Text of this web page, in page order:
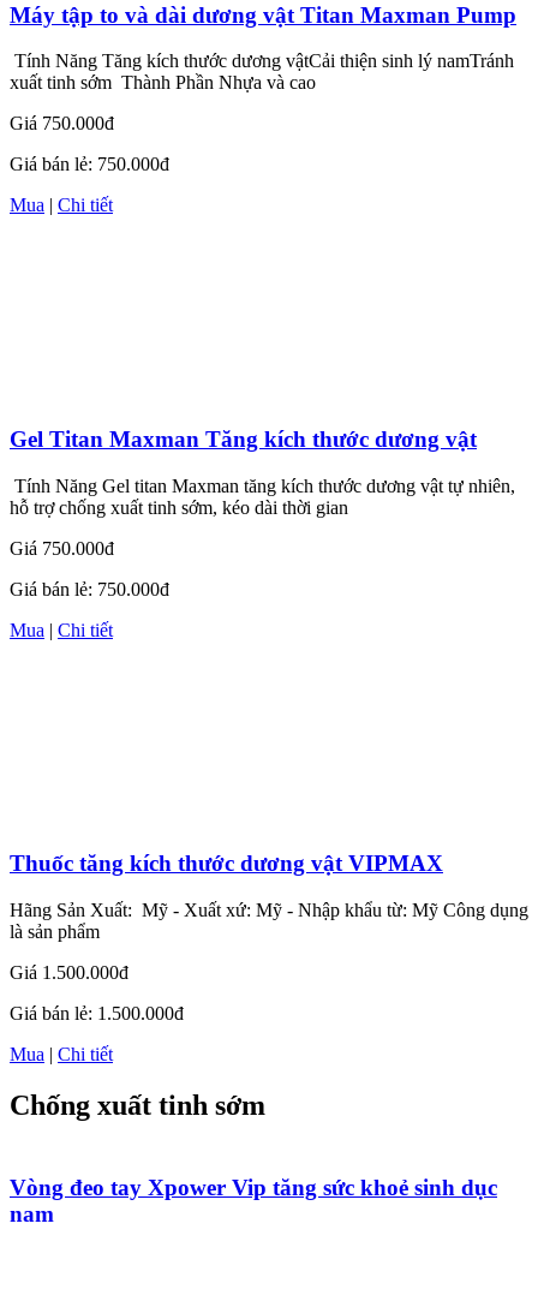
Máy tập to và dài dương vật Titan Maxman Pump
Tính Năng Tăng kích thước dương vậtCải thiện sinh lý namTránh
xuất tinh sớm Thành Phần Nhựa và cao
Giá 750.000đ
Giá bán lẻ: 750.000đ
Mua | Chi tiết
Gel Titan Maxman Tăng kích thước dương vật
Tính Năng Gel titan Maxman tăng kích thước dương vật tự nhiên,
hỗ trợ chống xuất tinh sớm, kéo dài thời gian
Giá 750.000đ
Giá bán lẻ: 750.000đ
Mua | Chi tiết
Thuốc tăng kích thước dương vật VIPMAX
Hãng Sản Xuất: Mỹ - Xuất xứ: Mỹ - Nhập khẩu từ: Mỹ Công dụng
là sản phẩm
Giá 1.500.000đ
Giá bán lẻ: 1.500.000đ
Mua | Chi tiết
Chống xuất tinh sớm
Vòng đeo tay Xpower Vip tăng sức khoẻ sinh dục
nam